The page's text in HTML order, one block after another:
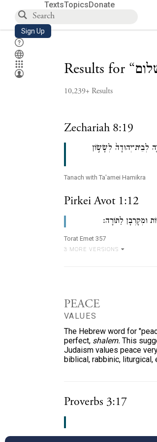
TextsTopicsDonate
Sign Up
Results for “
10,239+ Results
Zechariah 8:19
לְבֵית־יְהוּדָה֙ לְשָׂשֹׂ֣ון
Tanach with Ta'amei Hamikra
Pirkei Avot 1:12
וּמְקָרְבָן לַתּוֹרָה:
Torat Emet 357
3 MORE VERSIONS
PEACE
VALUES
The Hebrew word for
perfect, shalem. This
Judaism values peace
biblical, rabbinic, liturgical,
Proverbs 3:17